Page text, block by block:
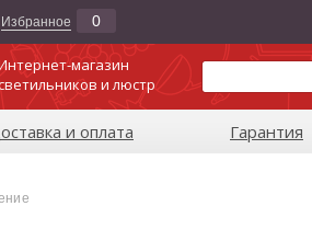
Избранноe 0
магазин
и люстр
и оплата Гарантия